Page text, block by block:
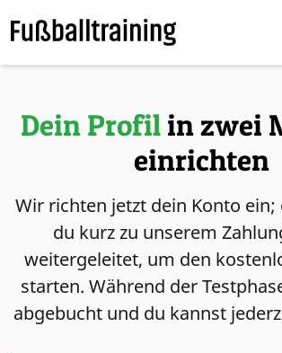
Dein Profilin zwei
einrichten
Wir richten jetzt dein Konto
du kurz zu unserem
weitergeleitet, um den
starten. Während der
abgebucht und du kannst